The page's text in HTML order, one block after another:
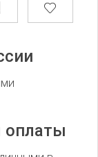
оплаты